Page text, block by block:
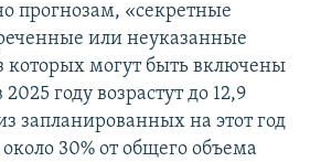
прогнозам, «секретные
или неуказанные
которых могут быть включены
году возрастут до 12,9
запланированных на этот год
30% от общего объема